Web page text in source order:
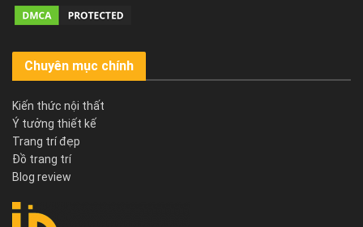
Chuyên mục chính
Kiến thức nội thất
Ý tưởng thiết kế
Trang trí đẹp
Đồ trang trí
Blog review